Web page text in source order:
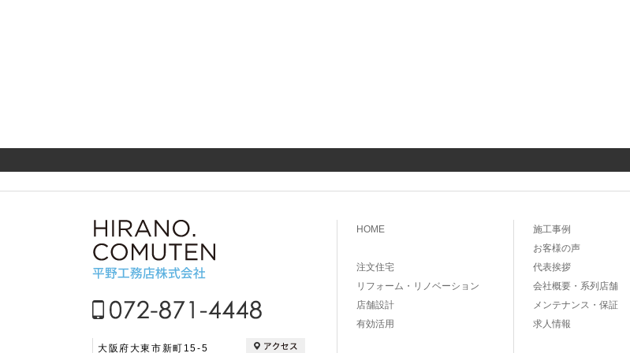
大阪府大東市新町15-5
HOME
注文住宅
リフォーム・リノベーション
店舗設計
有効活用
施工事例
お客様の声
代表挨拶
会社概要・系列店舗
メンテナンス・保証
求人情報